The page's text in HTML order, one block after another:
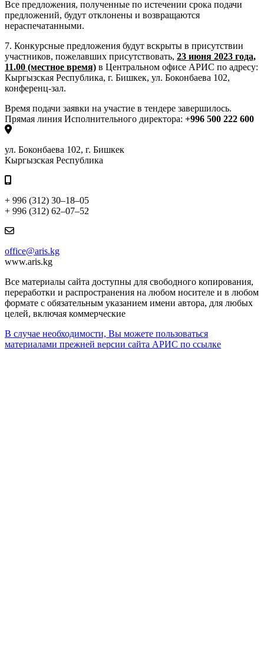
Все предложения, полученные по истечении срока подачи
предложений, будут отклонены и возвращаются
нераспечатанными.
7. Конкурсные предложения будут вскрыты в присутствии
участников, пожелавших присутствовать, 23 июня 2023 года,
11.00 (местное время) в Центральном офисе АРИС по адресу:
Кыргызская Республика, г. Бишкек, ул. Боконбаева 102,
конференц-зал.
Время подачи заявки на участие в тендере завершилось.
Прямая линия Исполнительного директора: +996 500 222 600
ул. Боконбаева 102, г. Бишкек
Кыргызская Республика
+ 996 (312) 30–18–05
+ 996 (312) 62–07–52
office@aris.kg
www.aris.kg
Все материалы сайта доступны для свободного копирования,
переработки и распространения на любом носителе и в любом
формате с обязательным указанием имени автора, для любых
целей, включая коммерческие
В случае необходимости, Вы можете пользоваться
материалами прежней версии сайта АРИС по ссылке